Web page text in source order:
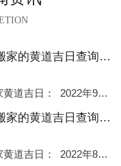
武邑县2022年9月份搬家的黄道吉日查询大全一览表哪天适合搬家好日子
武邑县2022年9月份搬家黄道吉日： 2022年9月6日 「星期二」 农历八月十一2022年9月12日 「星期一」 农历八月十七2022年9月16日 「星期五」 农历八月廿一2022年9月2
武邑县2022年8月份搬家的黄道吉日查询大全一览表哪天适合搬家好日子
武邑县2022年8月份搬家黄道吉日： 2022年8月2日 「星期二」 农历七月初五2022年8月6日 「星期六」 农历七月初九2022年8月8日 「星期一」 农历七月十一2022年8月10日 「